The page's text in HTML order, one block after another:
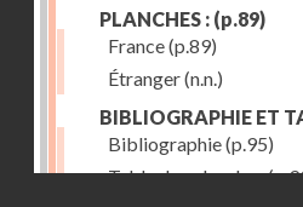
PLANCHES : (p.89)
France(p.89)
Étranger(n.n.)
BIBLIOGRAPHIE ET
Bibliographie(p.95)
Table des planches